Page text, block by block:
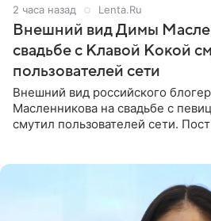
2 часа назад Lenta.Ru
Внешний вид Димы
свадьбе с Клавой Кокой
пользователей сети
Внешний вид российского
Масленникова на свадьбе с
смутил пользователей сети.